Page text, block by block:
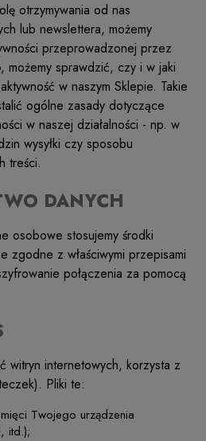
otrzymywania od nas
lub newslettera, możemy
przeprowadzonej przez
możemy sprawdzić, czy i w jaki
w naszym Sklepie. Takie
ogólne zasady dotyczące
w naszej działalności - np. w
wysyłki czy sposobu
treści.
DANYCH
osobowe stosujemy środki
zgodne z właściwymi przepisami
połączenia za pomocą
witryn internetowych, korzysta z
Pliki te:
Twojego urządzenia
itd.);